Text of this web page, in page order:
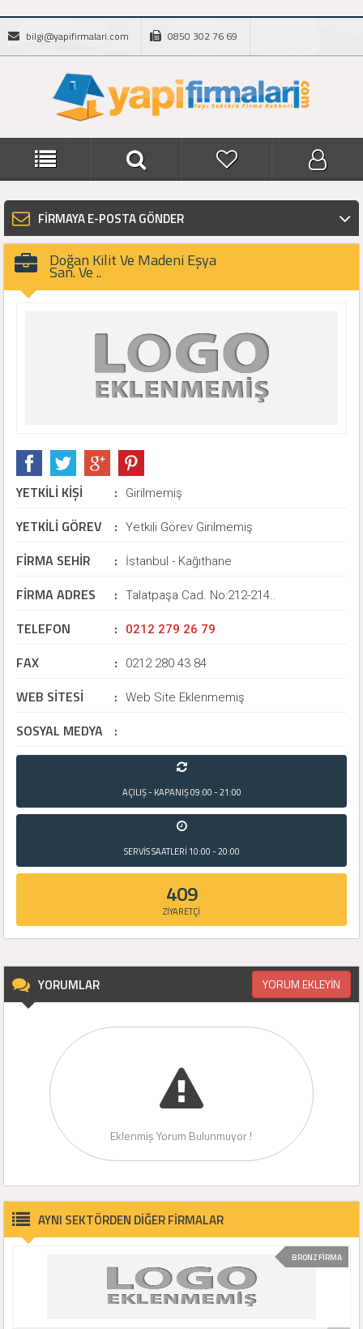
bilgi@yapifirmalari.com 0850 302 76 69
FİRMAYA E-POSTA GÖNDER
Doğan Kilit Ve Madeni Eşya
San. Ve ..
YETKİLİ KİŞİ : Girilmemiş
YETKİLİ GÖREV : Yetkili Görev Girilmemiş
FİRMA SEHİR : İstanbul - Kağıthane
FİRMA ADRES : Talatpaşa Cad. No:212-214..
TELEFON : 0212 279 26 79
FAX : 0212 280 43 84
WEB SİTESİ : Web Site Eklenmemiş
SOSYAL MEDYA :
AÇILIŞ - KAPANIŞ09:00 - 21:00
SERVİS SAATLERİ 10:00 - 20:00
409
ZİYARETÇİ
YORUMLAR YORUM EKLEYİN
Eklenmiş Yorum Bulunmuyor !
AYNI SEKTÖRDEN DİĞER FİRMALAR
BRONZ FİRMA